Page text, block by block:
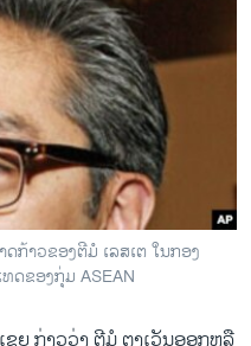
ກ້າວຂອງຕີ​ມໍ ​ເລ​ສ​ເຕ ໃນກອງ
ດຂອງກຸ່ມ ASEAN